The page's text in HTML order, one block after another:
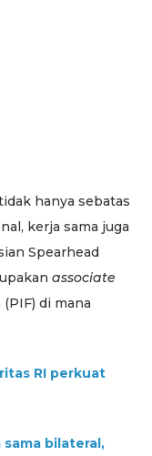
hanya sebatas
kerja sama juga
Spearhead
associate
di mana
RI perkuat
sama bilateral,